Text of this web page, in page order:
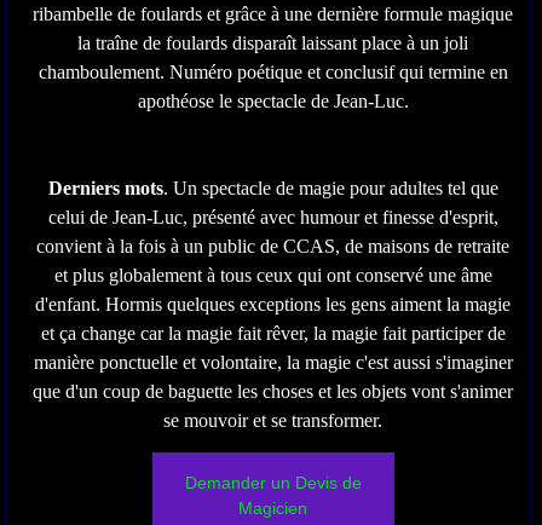
ribambelle de foulards et grâce à une dernière formule magique
la traîne de foulards disparaît laissant place à un joli
chamboulement. Numéro poétique et conclusif qui termine en
apothéose le spectacle de Jean-Luc.
Derniers mots. Un spectacle de magie pour adultes tel que
celui de Jean-Luc, présenté avec humour et finesse d'esprit,
convient à la fois à un public de CCAS, de maisons de retraite
et plus globalement à tous ceux qui ont conservé une âme
d'enfant. Hormis quelques exceptions les gens aiment la magie
et ça change car la magie fait rêver, la magie fait participer de
manière ponctuelle et volontaire, la magie c'est aussi s'imaginer
que d'un coup de baguette les choses et les objets vont s'animer
se mouvoir et se transformer.
Demander un Devis de
Magicien